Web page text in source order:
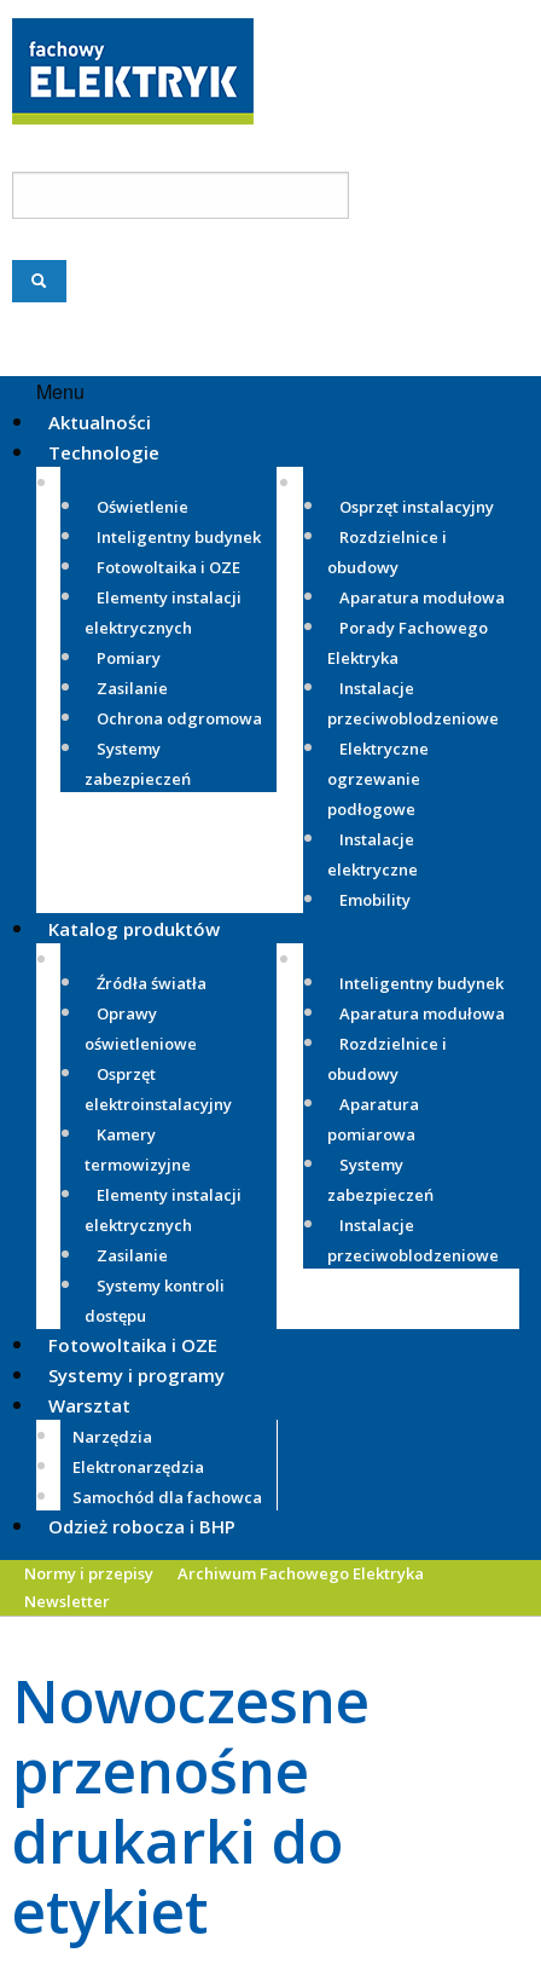
Menu
Aktualności
Technologie
Oświetlenie
Inteligentny budynek
Fotowoltaika i OZE
Elementy instalacji
elektrycznych
Pomiary
Zasilanie
Ochrona odgromowa
Systemy
zabezpieczeń
Osprzęt instalacyjny
Rozdzielnice i
obudowy
Aparatura modułowa
Porady Fachowego
Elektryka
Instalacje
przeciwoblodzeniowe
Elektryczne
ogrzewanie
podłogowe
Instalacje
elektryczne
Emobility
Katalog produktów
Źródła światła
Oprawy
oświetleniowe
Osprzęt
elektroinstalacyjny
Kamery
termowizyjne
Elementy instalacji
elektrycznych
Zasilanie
Systemy kontroli
dostępu
Inteligentny budynek
Aparatura modułowa
Rozdzielnice i
obudowy
Aparatura
pomiarowa
Systemy
zabezpieczeń
Instalacje
przeciwoblodzeniowe
Fotowoltaika i OZE
Systemy i programy
Warsztat
Narzędzia
Elektronarzędzia
Samochód dla fachowca
Odzież robocza i BHP
Normy i przepisy
Archiwum Fachowego Elektryka
Newsletter
Nowoczesne
przenośne
drukarki do
etykiet